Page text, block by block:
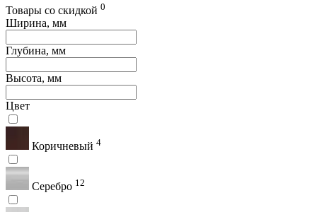
Товары со скидкой 0
Ширина, мм
Глубина, мм
Высота, мм
Цвет
Коричневый 4
Серебро 12